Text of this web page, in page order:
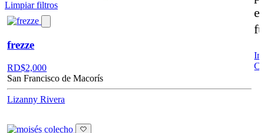
Limpiar filtros
frezze
RD$2,000
San Francisco de Macorís
Lizanny Rivera